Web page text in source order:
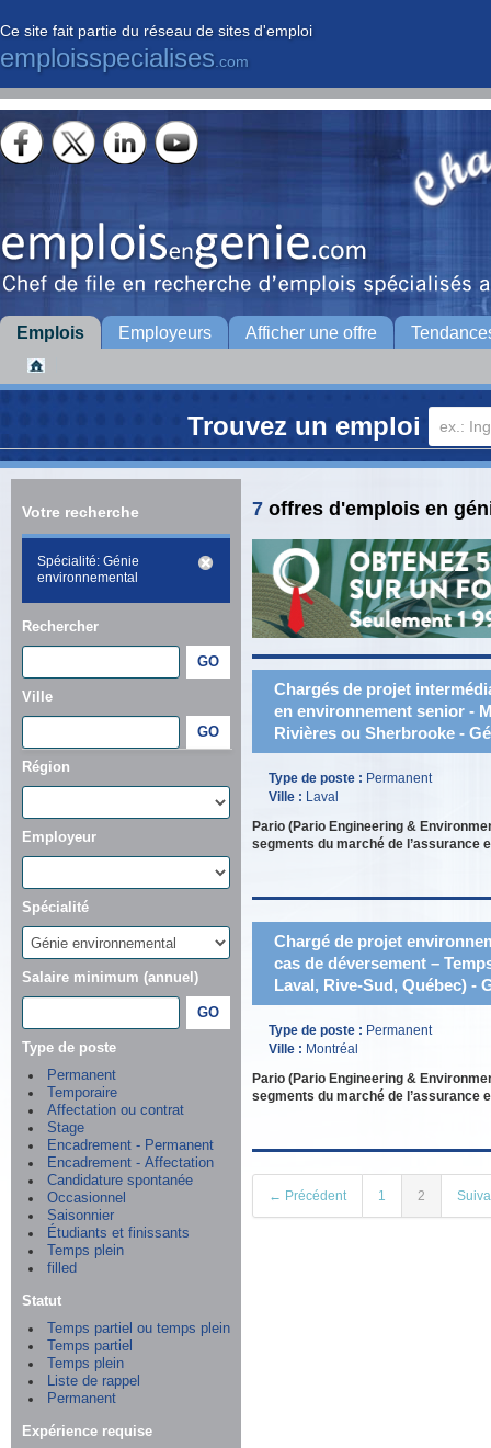
Ce site fait partie du réseau de sites d'emploi
emploisspecialises .com
Emplois Employeurs Afficher une offre
Trouvez un emploi
Votre recherche
Spécialité: Génie
environnemental
Rechercher
Ville
Région
Employeur
Spécialité
Salaire minimum (annuel)
Type de poste
Permanent
Temporaire
Affectation ou contrat
Stage
Encadrement - Permanent
Encadrement - Affectation
Candidature spontanée
Occasionnel
Saisonnier
Étudiants et finissants
Temps plein
filled
Statut
Temps partiel ou temps plein
Temps partiel
Temps plein
Liste de rappel
Permanent
Expérience requise
7 offres d'emplois en
Chargés de projet
en environnement senior -
Rivières ou Sherbrooke -
Type de poste : Permanent
Ville : Laval
Pario (Pario Engineering &
segments du marché de
Chargé de projet
cas de déversement –
Laval, Rive-Sud, Québec) -
Type de poste : Permanent
Ville : Montréal
Pario (Pario Engineering &
segments du marché de
← Précédent 1 2